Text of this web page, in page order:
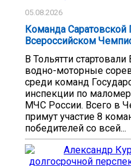
05.08.2026
Команда
Всероссийском
В Тольятти
водно-моторные
среди команд
инспекции по
МЧС России. Всего в
примут участие 8
победителей со всей...